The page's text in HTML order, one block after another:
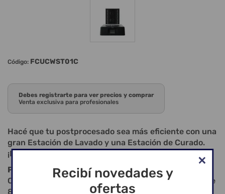
Código: FCUCWST01C
Debes registrarte para ver precios y comprar
Venta exclusiva para profesionales
Hacé que tu postprocesado sea más eficiente con una
gran Estación de Lavado y una Estación de Curado.
¡Dejanos mostrarte cómo en solo unos pocos pasos!
PASO 1: LAVAR
Colocá tu modelo sin curar en la estación de lavado de
8L.
Recibí novedades y
ofertas